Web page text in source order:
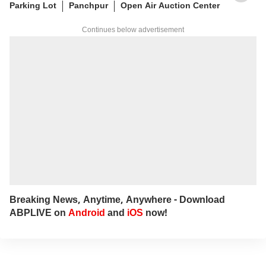
Parking Lot
Panchpur Open Air Auction Center
Continues below advertisement
Breaking News, Anytime, Anywhere - Download
ABPLIVE on Android and iOS now!